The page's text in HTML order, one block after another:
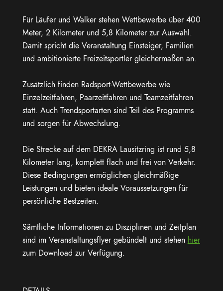
Für Läufer und Walker stehen Wettbewerbe über 400
Meter, 2 Kilometer und 5,8 Kilometer zur Auswahl.
Damit spricht die Veranstaltung Einsteiger, Familien
und ambitionierte Freizeitsportler gleichermaßen an.
Zusätzlich finden Radsport-Wettbewerbe wie
Einzelzeitfahren, Paarzeitfahren und Teamzeitfahren
statt. Auch Trendsportarten sind Teil des Programms
und sorgen für Abwechslung.
Die Strecke auf dem DEKRA Lausitzring ist rund 5,8
Kilometer lang, komplett flach und frei von Verkehr.
Diese Bedingungen ermöglichen gleichmäßige
Leistungen und bieten ideale Voraussetzungen für
persönliche Bestzeiten.
Sämtliche Informationen zu Disziplinen und Zeitplan
sind im Veranstaltungsflyer gebündelt und stehen hier
zum Download zur Verfügung.